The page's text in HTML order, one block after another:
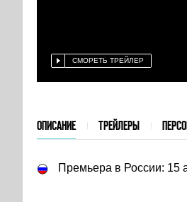
СМОРЕТЬ ТРЕЙЛЕР
ОПИСАНИЕ ТРЕЙЛЕРЫ
Премьера в России: 15